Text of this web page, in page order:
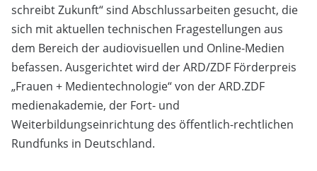
schreibt Zukunft“ sind Abschlussarbeiten gesucht, die
sich mit aktuellen technischen Fragestellungen aus
dem Bereich der audiovisuellen und Online-Medien
befassen. Ausgerichtet wird der ARD/ZDF Förderpreis
„Frauen + Medientechnologie“ von der ARD.ZDF
medienakademie, der Fort- und
Weiterbildungseinrichtung des öffentlich-rechtlichen
Rundfunks in Deutschland.